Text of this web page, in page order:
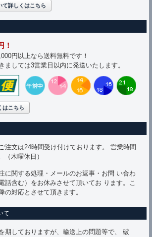
て詳しくはこちら
！
円以上なら送料無料です！
ましては3営業日以内に発送いたします。
はこちら
注文は24時間受け付けております。 営業時間
（木曜休日）
に関する処理・メールのお返事・お問 い合わ
話含む）をお休みさせて頂いてお ります。こ
の対応とさせて頂きます。
て
期しておりますが、輸送上の問題等で、 破